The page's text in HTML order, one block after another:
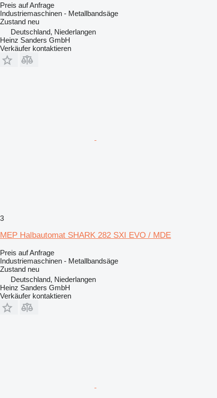
Preis auf Anfrage
Industriemaschinen - Metallbandsäge
Zustand neu
Deutschland, Niederlangen
Heinz Sanders GmbH
Verkäufer kontaktieren
3
MEP Halbautomat SHARK 282 SXI EVO / MDE
Preis auf Anfrage
Industriemaschinen - Metallbandsäge
Zustand neu
Deutschland, Niederlangen
Heinz Sanders GmbH
Verkäufer kontaktieren